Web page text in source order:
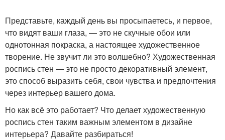
Представьте, каждый день вы просыпаетесь, и первое,
что видят ваши глаза, — это не скучные обои или
однотонная покраска, а настоящее художественное
творение. Не звучит ли это волшебно? Художественная
роспись стен — это не просто декоративный элемент,
это способ выразить себя, свои чувства и предпочтения
через интерьер вашего дома.
Но как всё это работает? Что делает художественную
роспись стен таким важным элементом в дизайне
интерьера? Давайте разбираться!